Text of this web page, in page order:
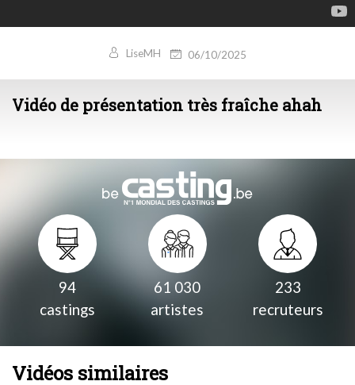
LiseMH 06/10/2025
Vidéo de présentation très fraîche ahah
94
castings
61 030
artistes
233
recruteurs
Vidéos similaires